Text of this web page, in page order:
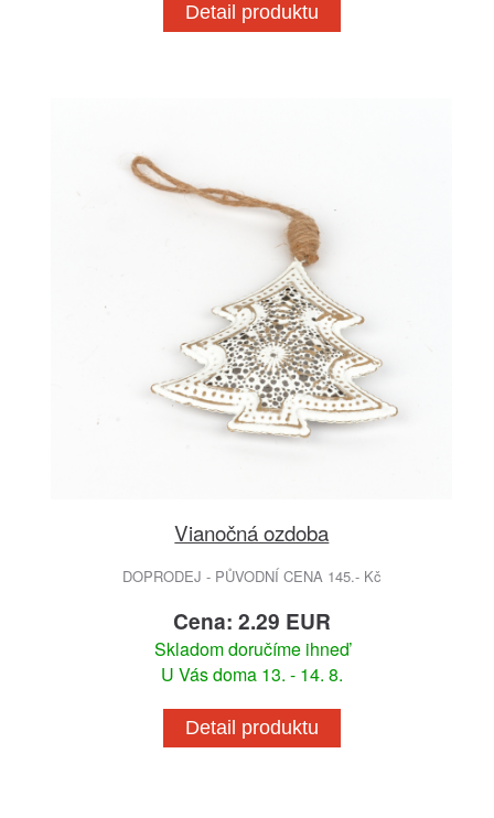
Detail produktu
Vianočná ozdoba
DOPRODEJ - PŮVODNÍ CENA 145.- Kč
Cena: 2.29 EUR
Skladom doručíme ihneď
U Vás doma 13. - 14. 8.
Detail produktu